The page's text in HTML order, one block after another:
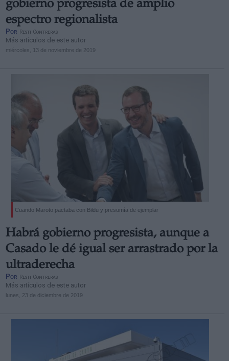
gobierno progresista de amplio
espectro regionalista
Por Resti Contreras
Más artículos de este autor
miércoles, 13 de noviembre de 2019
Cuando Maroto pactaba con Bildu y presumía de ejemplar
Habrá gobierno progresista, aunque a
Casado le dé igual ser arrastrado por la
ultraderecha
Por Resti Contreras
Más artículos de este autor
lunes, 23 de diciembre de 2019